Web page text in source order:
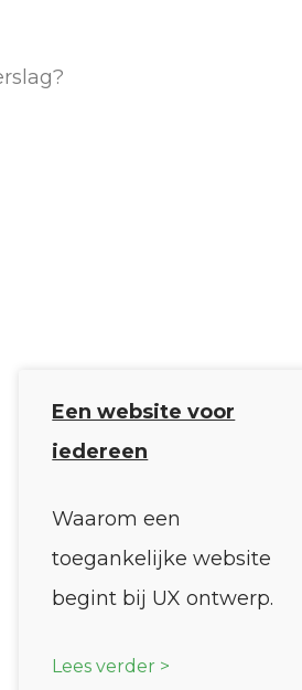
Een website voor
iedereen
Waarom een
toegankelijke website
begint bij UX ontwerp.
Lees verder >